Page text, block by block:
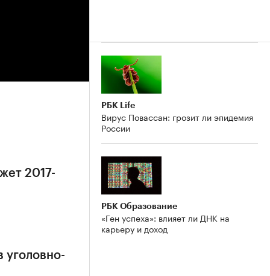
2017-
уголовно-
РБК Life
Вирус Повассан: грозит ли эпидемия
России
РБК Образование
«Ген успеха»: влияет ли ДНК на
карьеру и доход